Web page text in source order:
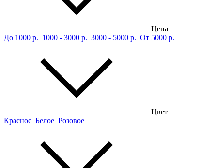
Цена
До 1000 р. 1000 - 3000 р. 3000 - 5000 р. От 5000 р.
Цвет
Красное Белое Розовое